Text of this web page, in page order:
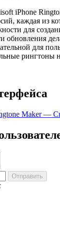
iPhone
каждая из
для
обновления
для
рингтоны